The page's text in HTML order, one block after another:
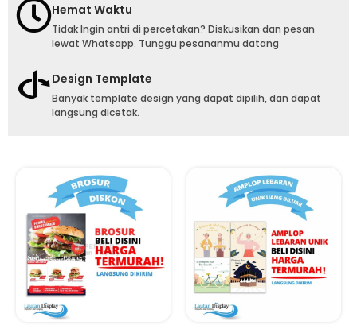
Hemat Waktu
Tidak Ingin antri di percetakan? Diskusikan dan pesan
lewat Whatsapp. Tunggu pesananmu datang
Design Template
Banyak template design yang dapat dipilih, dan dapat
langsung dicetak.